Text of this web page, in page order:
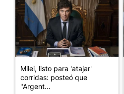
Milei, listo para 'atajar'
corridas: posteó que
"Argent...